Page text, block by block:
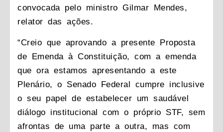
convocada pelo ministro Gilmar Mendes,
relator das ações.
“Creio que aprovando a presente Proposta
de Emenda à Constituição, com a emenda
que ora estamos apresentando a este
Plenário, o Senado Federal cumpre inclusive
o seu papel de estabelecer um saudável
diálogo institucional com o próprio STF, sem
afrontas de uma parte a outra, mas com